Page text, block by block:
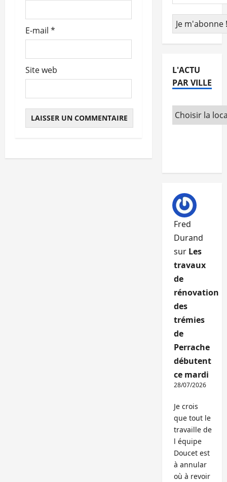
c
l
e
E-mail *
Site web
L'ACTU
PAR VILLE
Fred
Durand
sur Les
travaux
de
rénovation
des
trémies
de
Perrache
débutent
ce mardi
28/07/2026
Je crois
que tout le
travaille de
l équipe
Doucet est
à annular
où à revoir